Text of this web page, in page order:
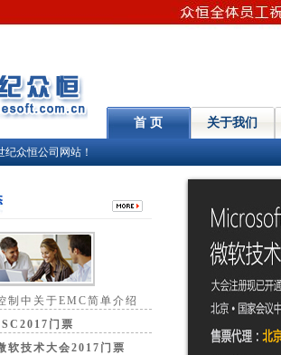
首 页 关于我们
纪众恒公司网站！
制中关于EMC简单介绍
门票
软技术大会2017门票